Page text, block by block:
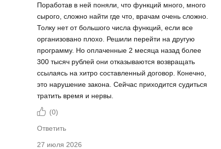
Поработав в ней поняли, что функций много, много
сырого, сложно найти где что, врачам очень сложно.
Толку нет от большого числа функций, если все
организовано плохо. Решили перейти на другую
программу. Но оплаченные 2 месяца назад более
300 тысяч рублей они отказываются возвращать
ссылаясь на хитро составленный договор. Конечно,
это нарушение закона. Сейчас приходится судиться
тратить время и нервы.
(0)
Ответить
27 июля 2026